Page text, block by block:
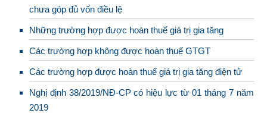
chưa góp đủ vốn điều lệ
Những trường hợp được hoàn thuế giá trị gia tăng
Các trường hợp không được hoàn thuế GTGT
Các trường hợp được hoàn thuế giá trị gia tăng điện tử
Nghị định 38/2019/NĐ-CP có hiệu lực từ 01 tháng 7 năm
2019